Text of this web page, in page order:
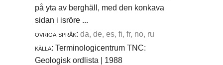
på yta av berghäll, med den konkava
sidan i isröre ...
övriga språk: da, de, es, fi, fr, no, ru
källa: Terminologicentrum TNC:
Geologisk ordlista | 1988